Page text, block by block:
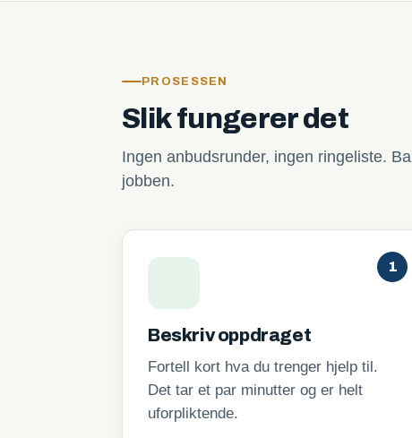
PROSESSEN
Slik fungerer det
Ingen anbudsrunder, ingen ringeliste.
jobben.
1
Beskriv oppdraget
Fortell kort hva du trenger hjelp til.
Det tar et par minutter og er helt
uforpliktende.